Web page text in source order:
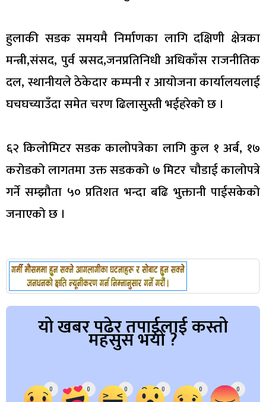
हुलाकी सडक समयमै निर्माणका लागि दक्षिणी क्षेत्रका
मन्त्री,संसद, पुर्व स्रसद,जनप्रतिनिधी अधिकाँस राजनीतिक
दल, स्थानीयले ठेकेदार कम्पनी र आयोजना कार्यालयलाई
घचघच्याउँदा समेत चरण ढिलासुस्ती भईहरेको छ ।
६२ किलोमिटर सडक कालोपत्रेका लागि कुल १ अर्ब, १७
करोडको लागतमा उक्त सडकको ७ मिटर चौडाई कालोपत्रे
गर्ने सम्झौता ५० प्रतिशत भन्दा बढि भुक्तानी पाईसकेको
जनाएको छ ।
यो खबर पढेर तपाईलाई कस्तो
महसुस भयो ?
0 0 0 0 0 0